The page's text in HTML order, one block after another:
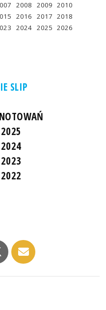
2008 2009 2010
2016 2017 2018
2024 2025 2026
SLIP